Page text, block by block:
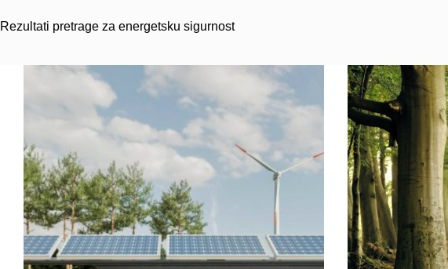
Rezultati pretrage za energetsku sigurnost